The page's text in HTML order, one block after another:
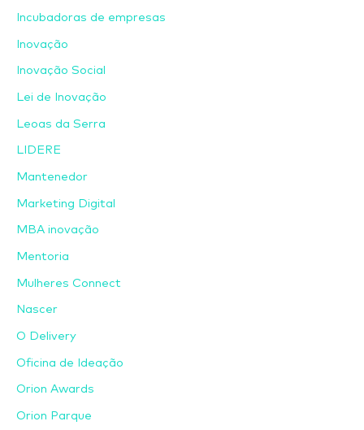
Incubadoras de empresas
Inovação
Inovação Social
Lei de Inovação
Leoas da Serra
LIDERE
Mantenedor
Marketing Digital
MBA inovação
Mentoria
Mulheres Connect
Nascer
O Delivery
Oficina de Ideação
Orion Awards
Orion Parque